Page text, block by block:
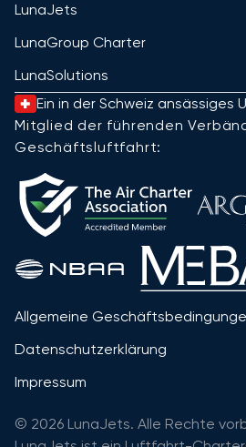
LunaJets
LunaGroup Charter
LunaSolutions
Ein in der Schweiz ansässiges
Mitglied der führenden
Geschäftsluftfahrt:
Allgemeine
Datenschutzerklärung
Impressum
© 2026 LunaJets. Alle Rechte